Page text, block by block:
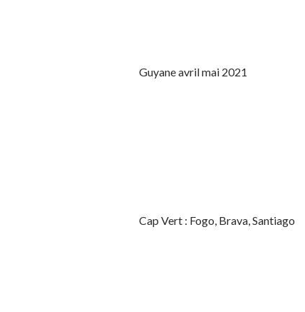
Guyane avril mai 2021
Cap Vert : Fogo, Brava, Santiago